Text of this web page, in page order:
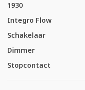
1930
Integro Flow
Schakelaar
Dimmer
Stopcontact